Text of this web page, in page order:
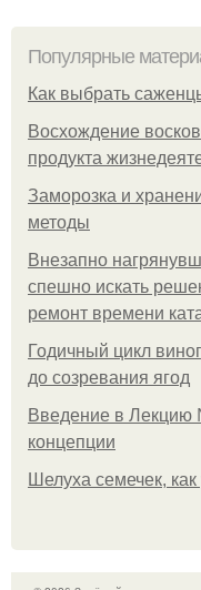
Популярные
Как выбрать
Восхождение
продукта
Заморозка и
методы
Внезапно
спешно искать
ремонт времени
Годичный цикл
до созревания ягод
Введение в Лекцию
концепции
Шелуха семечек,